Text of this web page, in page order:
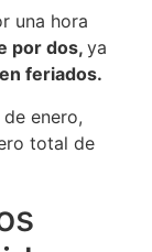
una hora
por dos,ya
feriados.
enero,
total de